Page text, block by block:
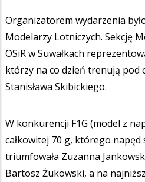
Organizatorem wydarzenia
Modelarzy Lotniczych. Sekcję
OSiR w Suwałkach
którzy na co dzień trenują
Stanisława Skibickiego.
W konkurencji F1G (model z
całkowitej 70 g, którego
triumfowała Zuzanna
Bartosz Żukowski, a na